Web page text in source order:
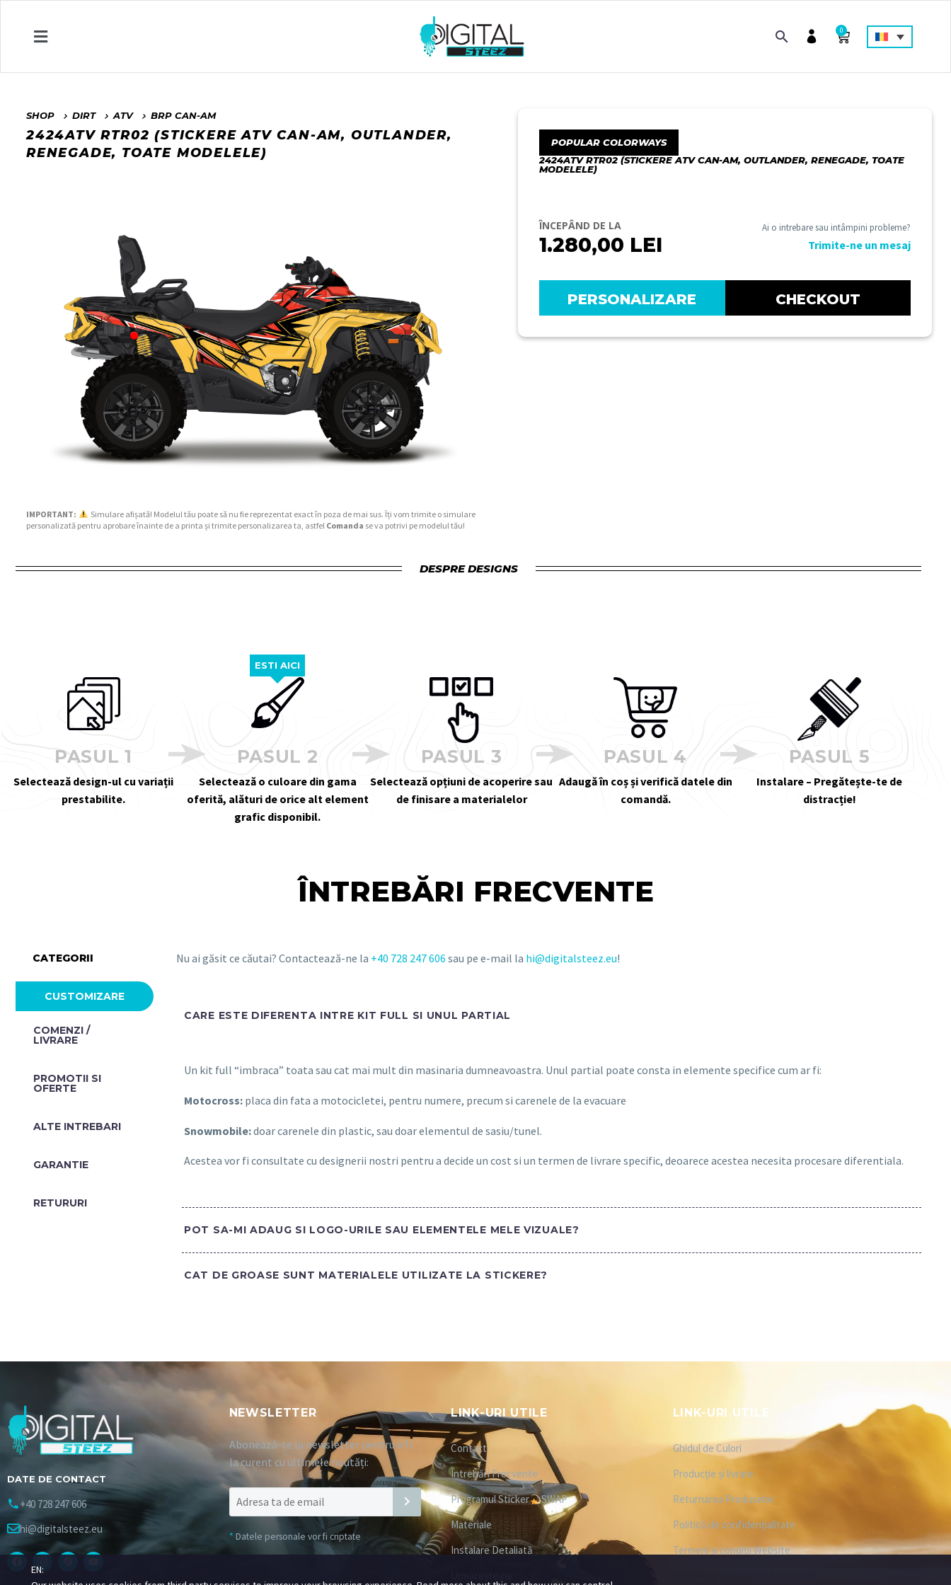
0
SHOP DIRT ATV BRP CAN-AM
2424ATV RTR02 (STICKERE ATV CAN-AM, OUTLANDER,
RENEGADE, TOATE MODELELE)
IMPORTANT:
Simulare afișată! Modelul tău poate să nu fie reprezentat exact în poza de mai sus. Îți vom trimite o simulare
personalizată pentru aprobare înainte de a printa și trimite personalizarea ta, astfel Comanda se va potrivi pe modelul tău!
POPULAR COLORWAYS
2424ATV RTR02 (STICKERE ATV CAN-AM, OUTLANDER, RENEGADE, TOATE
MODELELE)
ÎNCEPÂND DE LA
1.280,00 LEI
Ai o intrebare sau intâmpini probleme?
Trimite-ne un mesaj
PERSONALIZARE CHECKOUT
DESPRE DESIGNS
PASUL 1
Selectează design-ul cu variații
prestabilite.
ESTI AICI
PASUL 2
Selectează o culoare din gama
oferită, alături de orice alt element
grafic disponibil.
PASUL 3
Selectează opțiuni de acoperire sau
de finisare a materialelor
PASUL 4
Adaugă în coș și verifică datele din
comandă.
PASUL 5
Instalare – Pregătește-te de
distracție!
ÎNTREBĂRI FRECVENTE
CATEGORII Nu ai găsit ce căutai? Contactează-ne la +40 728 247 606sau pe e-mail la hi@digitalsteez.eu!
CUSTOMIZARE
COMENZI /
LIVRARE
PROMOTII SI
OFERTE​
ALTE INTREBARI​
GARANTIE
RETURURI
CARE ESTE DIFERENTA INTRE KIT FULL SI UNUL PARTIAL
Un kit full “imbraca” toata sau cat mai mult din masinaria dumneavoastra. Unul partial poate consta in elemente specifice cum ar fi:
Motocross: placa din fata a motocicletei, pentru numere, precum si carenele de la evacuare
Snowmobile:doar carenele din plastic, sau doar elementul de sasiu/tunel.
Acestea vor fi consultate cu designerii nostri pentru a decide un cost si un termen de livrare specific, deoarece acestea necesita procesare diferentiala.
POT SA-MI ADAUG SI LOGO-URILE SAU ELEMENTELE MELE VIZUALE?
CAT DE GROASE SUNT MATERIALELE UTILIZATE LA STICKERE?
DATE DE CONTACT
+40 728 247 606
hi@digitalsteez.eu
NEWSLETTER
Abonează-te la newsletter pentru a fi
la curent cu ultimele noutăți:
* Datele personale vor fi criptate
LINK-URI UTILE
Contact
Întrebări Frecvente
Programul Sticker
SWAP
Materiale
Instalare Detaliată
LINK-URI UTILE
Ghidul de Culori
Producție și livrare
Returnarea Produselor
Politică de confidențialitate
Termeni și condiții Website
EN: